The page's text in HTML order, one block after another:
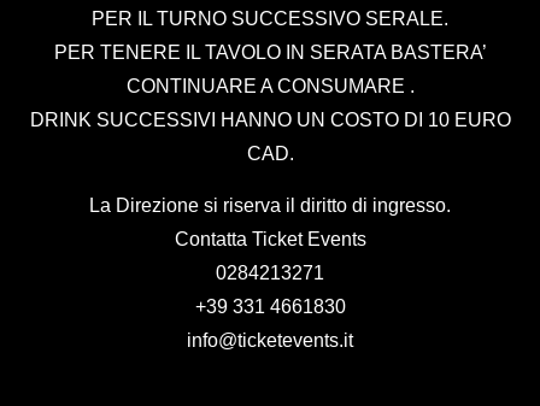
PER IL TURNO SUCCESSIVO SERALE.
PER TENERE IL TAVOLO IN SERATA BASTERA’
CONTINUARE A CONSUMARE .
DRINK SUCCESSIVI HANNO UN COSTO DI 10 EURO
CAD.
La Direzione si riserva il diritto di ingresso.
Contatta Ticket Events
0284213271
+39 331 4661830
info@ticketevents.it